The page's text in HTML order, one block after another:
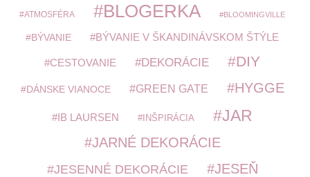
ATMOSFÉRA BLOGERKA BLOOMINGVILLE
BÝVANIE BÝVANIE V ŠKANDINÁVSKOM ŠTÝLE
CESTOVANIE DEKORÁCIE DIY
DÁNSKE VIANOCE GREEN GATE HYGGE
IB LAURSEN INŠPIRÁCIA JAR
JARNÉ DEKORÁCIE
JESENNÉ DEKORÁCIE JESEŇ